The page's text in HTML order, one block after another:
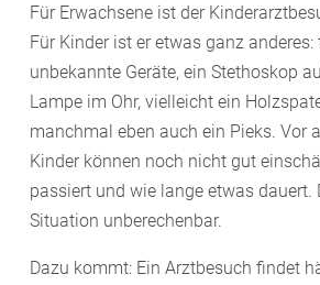
Für Erwachsene ist der
Für Kinder ist er etwas ganz anderes:
unbekannte Geräte, ein Stethoskop
Lampe im Ohr, vielleicht ein
manchmal eben auch ein Pieks. Vor
Kinder können noch nicht gut
passiert und wie lange etwas dauert.
Situation unberechenbar.
Dazu kommt: Ein Arztbesuch findet